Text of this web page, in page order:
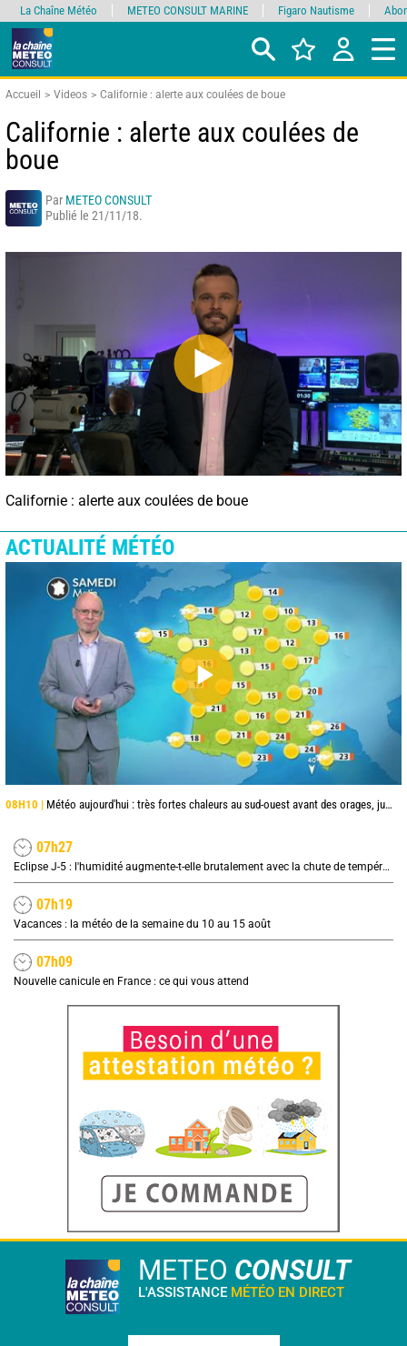
Accueil Videos Californie : alerte aux coulées de boue
Californie : alerte aux coulées de
boue
Par METEO CONSULT
Publié le 21/11/18.
Californie : alerte aux coulées de boue
ACTUALITÉ MÉTÉO
08H10 | Météo aujourd'hui : très fortes chaleurs au sud-ouest avant des orages, jusqu'à 39°C
07h27
Eclipse J-5 : l'humidité augmente-t-elle brutalement avec la chute de température pendant l'éclipse du 12 août ?
07h19
Vacances : la météo de la semaine du 10 au 15 août
07h09
Nouvelle canicule en France : ce qui vous attend
METEO CONSULT
L'ASSISTANCE MÉTÉO EN DIRECT
La Chaîne Météo METEO CONSULT MARINE Figaro Nautisme